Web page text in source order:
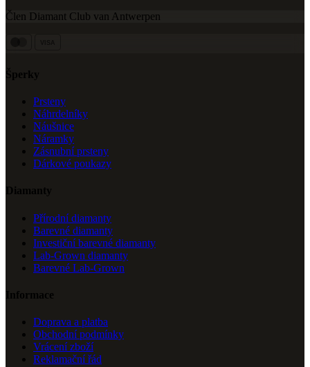
Člen Diamant Club van Antwerpen
Šperky
Prsteny
Náhrdelníky
Náušnice
Náramky
Zásnubní prsteny
Dárkové poukazy
Diamanty
Přírodní diamanty
Barevné diamanty
Investiční barevné diamanty
Lab-Grown diamanty
Barevné Lab-Grown
Informace
Doprava a platba
Obchodní podmínky
Vrácení zboží
Reklamační řád